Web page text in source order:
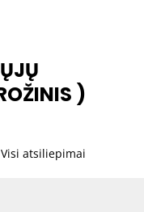
)
Visi atsiliepimai